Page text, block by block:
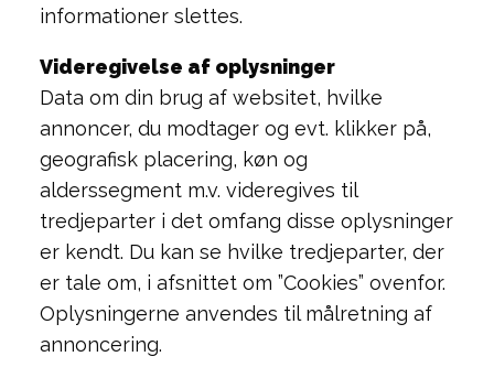
informationer slettes.
Videregivelse af oplysninger
Data om din brug af websitet, hvilke
annoncer, du modtager og evt. klikker på,
geografisk placering, køn og
alderssegment m.v. videregives til
tredjeparter i det omfang disse oplysninger
er kendt. Du kan se hvilke tredjeparter, der
er tale om, i afsnittet om ”Cookies” ovenfor.
Oplysningerne anvendes til målretning af
annoncering.